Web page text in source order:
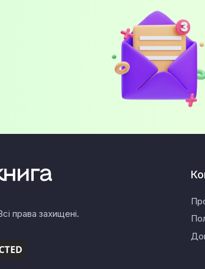
права захищені.